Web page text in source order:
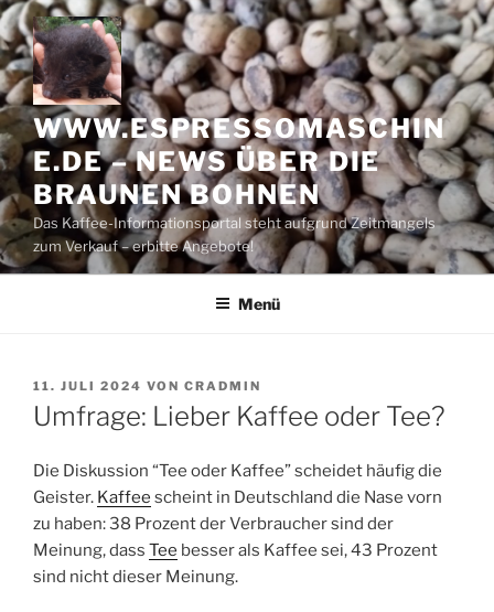
Zum
Inhalt
springen
WWW.ESPRESSOMASCHIN
E.DE – NEWS ÜBER DIE
BRAUNEN BOHNEN
Das Kaffee-Informationsportal steht aufgrund Zeitmangels
zum Verkauf – erbitte Angebote!
Menü
VERÖFFENTLICHT
AM
11. JULI 2024 VON CRADMIN
Umfrage: Lieber Kaffee oder Tee?
Die Diskussion “Tee oder Kaffee” scheidet häufig die
Geister. Kaffee scheint in Deutschland die Nase vorn
zu haben: 38 Prozent der Verbraucher sind der
Meinung, dass Tee besser als Kaffee sei, 43 Prozent
sind nicht dieser Meinung.